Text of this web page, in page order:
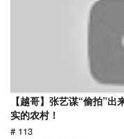
【越哥】张艺谋“偷拍”
实的农村！
# 113